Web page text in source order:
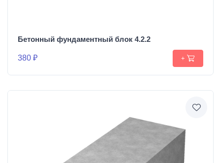
Бетонный фундаментный блок 4.2.2
380 ₽ +